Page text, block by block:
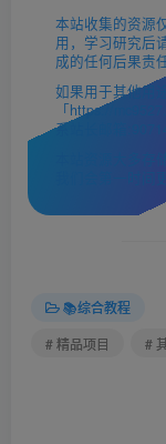
本站收集的资源
用，学习研究后
成的任何后果责
如果用于其他用
「https://
系站长邮箱
本站资源大多存
我们会第一时间
📚综合教程
# 精品项目
#